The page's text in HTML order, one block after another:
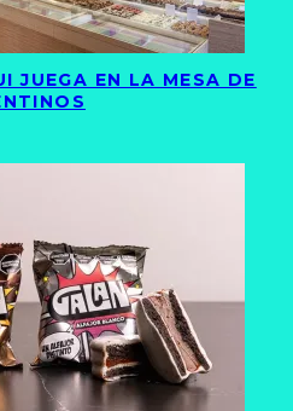
JUEGA EN LA MESA DE